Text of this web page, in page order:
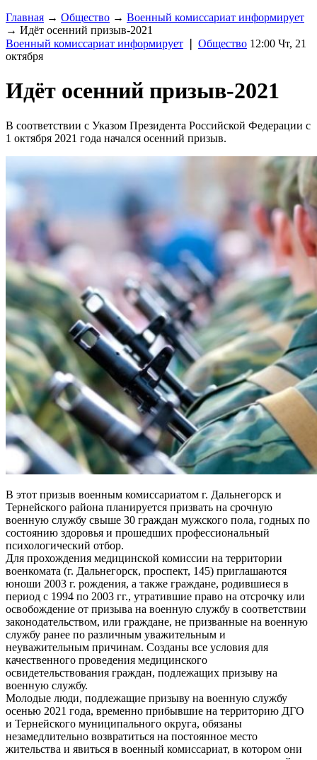
Главная → Общество → Военный комиссариат информирует
→ Идёт осенний призыв-2021
Военный комиссариат информирует
Общество 12:00 Чт, 21
октября
Идёт осенний призыв-2021
В соответствии с Указом Президента Российской Федерации с
1 октября 2021 года начался осенний призыв.
В этот призыв военным комиссариатом г. Дальнегорск и
Тернейского района планируется призвать на срочную
военную службу свыше 30 граждан мужского пола, годных по
состоянию здоровья и прошедших профессиональный
психологический отбор.
Для прохождения медицинской комиссии на территории
военкомата (г. Дальнегорск, проспект, 145) приглашаются
юноши 2003 г. рождения, а также граждане, родившиеся в
период с 1994 по 2003 гг., утратившие право на отсрочку или
освобождение от призыва на военную службу в соответствии
законодательством, или граждане, не призванные на военную
службу ранее по различным уважительным и
неуважительным причинам. Созданы все условия для
качественного проведения медицинского
освидетельствования граждан, подлежащих призыву на
военную службу.
Молодые люди, подлежащие призыву на военную службу
осенью 2021 года, временно прибывшие на территорию ДГО
и Тернейского муниципального округа, обязаны
незамедлительно возвратиться на постоянное место
жительства и явиться в военный комиссариат, в котором они